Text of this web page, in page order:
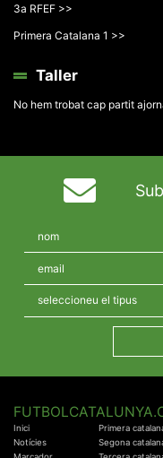
3a RFEF >>
Primera Catalana 1 >>
Taller
No hem trobat cap partit
Inici
Notícies
Primera
Segona